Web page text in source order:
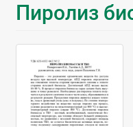
Пиролиз